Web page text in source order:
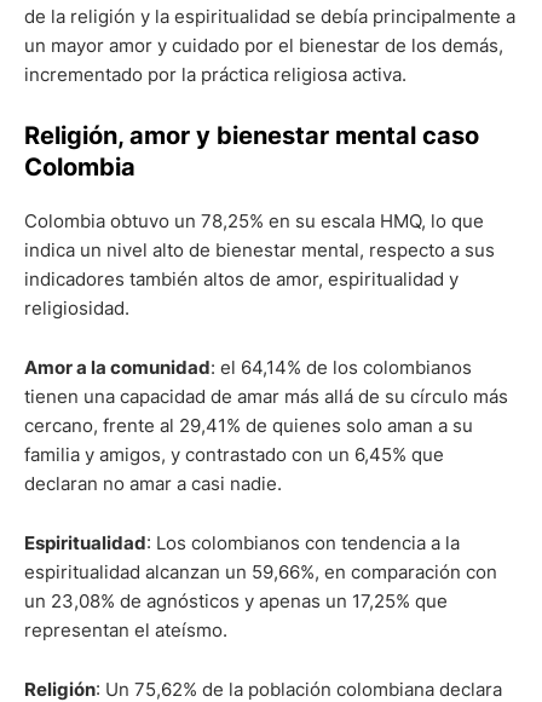
de la religión y la espiritualidad se debía principalmente a
un mayor amor y cuidado por el bienestar de los demás,
incrementado por la práctica religiosa activa.
Religión, amor y bienestar mental caso
Colombia
Colombia obtuvo un 78,25% en su escala HMQ, lo que
indica un nivel alto de bienestar mental, respecto a sus
indicadores también altos de amor, espiritualidad y
religiosidad.
Amor a la comunidad: el 64,14% de los colombianos
tienen una capacidad de amar más allá de su círculo más
cercano, frente al 29,41% de quienes solo aman a su
familia y amigos, y contrastado con un 6,45% que
declaran no amar a casi nadie.
Espiritualidad: Los colombianos con tendencia a la
espiritualidad alcanzan un 59,66%, en comparación con
un 23,08% de agnósticos y apenas un 17,25% que
representan el ateísmo.
Religión: Un 75,62% de la población colombiana declara